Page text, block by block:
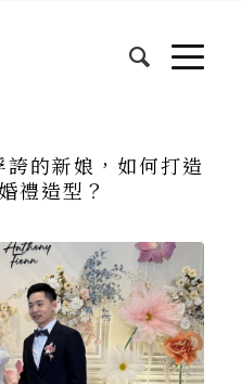
的新娘，如何打造
禮造型？